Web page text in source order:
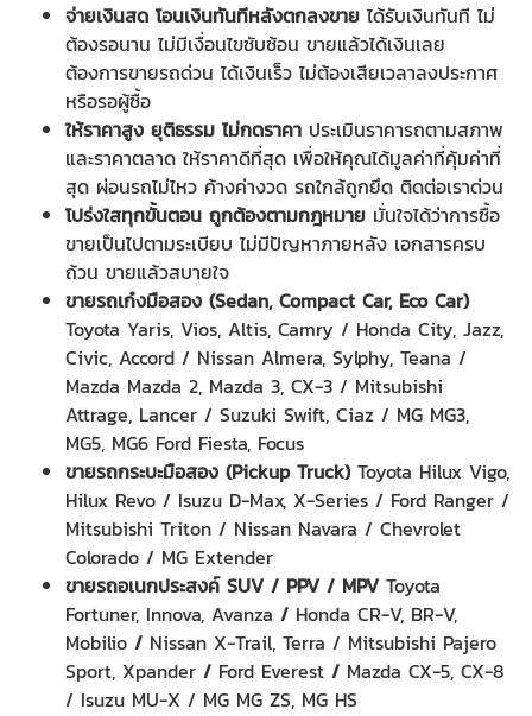
จ่ายเงินสด โอนเงินทันทีหลังตกลงขาย ได้รับเงินทันที ไม่
ต้องรอนาน ไม่มีเงื่อนไขซับซ้อน ขายแล้วได้เงินเลย
ต้องการขายรถด่วน ได้เงินเร็ว ไม่ต้องเสียเวลาลงประกาศ
หรือรอผู้ซื้อ
ให้ราคาสูง ยุติธรรม ไม่กดราคา ประเมินราคารถตามสภาพ
และราคาตลาด ให้ราคาดีที่สุด เพื่อให้คุณได้มูลค่าที่คุ้มค่าที่
สุด ผ่อนรถไม่ไหว ค้างค่างวด รถใกล้ถูกยึด ติดต่อเราด่วน
โปร่งใสทุกขั้นตอน ถูกต้องตามกฎหมาย มั่นใจได้ว่าการซื้อ
ขายเป็นไปตามระเบียบ ไม่มีปัญหาภายหลัง เอกสารครบ
ถ้วน ขายแล้วสบายใจ
ขายรถเก๋งมือสอง (Sedan, Compact Car, Eco Car)
Toyota Yaris, Vios, Altis, Camry / Honda City, Jazz,
Civic, Accord / Nissan Almera, Sylphy, Teana /
Mazda Mazda 2, Mazda 3, CX-3 / Mitsubishi
Attrage, Lancer / Suzuki Swift, Ciaz / MG MG3,
MG5, MG6 Ford Fiesta, Focus
ขายรถกระบะมือสอง (Pickup Truck)Toyota Hilux Vigo,
Hilux Revo / Isuzu D-Max, X-Series / Ford Ranger /
Mitsubishi Triton / Nissan Navara / Chevrolet
Colorado / MG Extender
ขายรถอเนกประสงค์ SUV / PPV / MPV Toyota
Fortuner, Innova, Avanza / Honda CR-V, BR-V,
Mobilio / Nissan X-Trail, Terra / Mitsubishi Pajero
Sport, Xpander / Ford Everest / Mazda CX-5, CX-8
/ Isuzu MU-X / MG MG ZS, MG HS